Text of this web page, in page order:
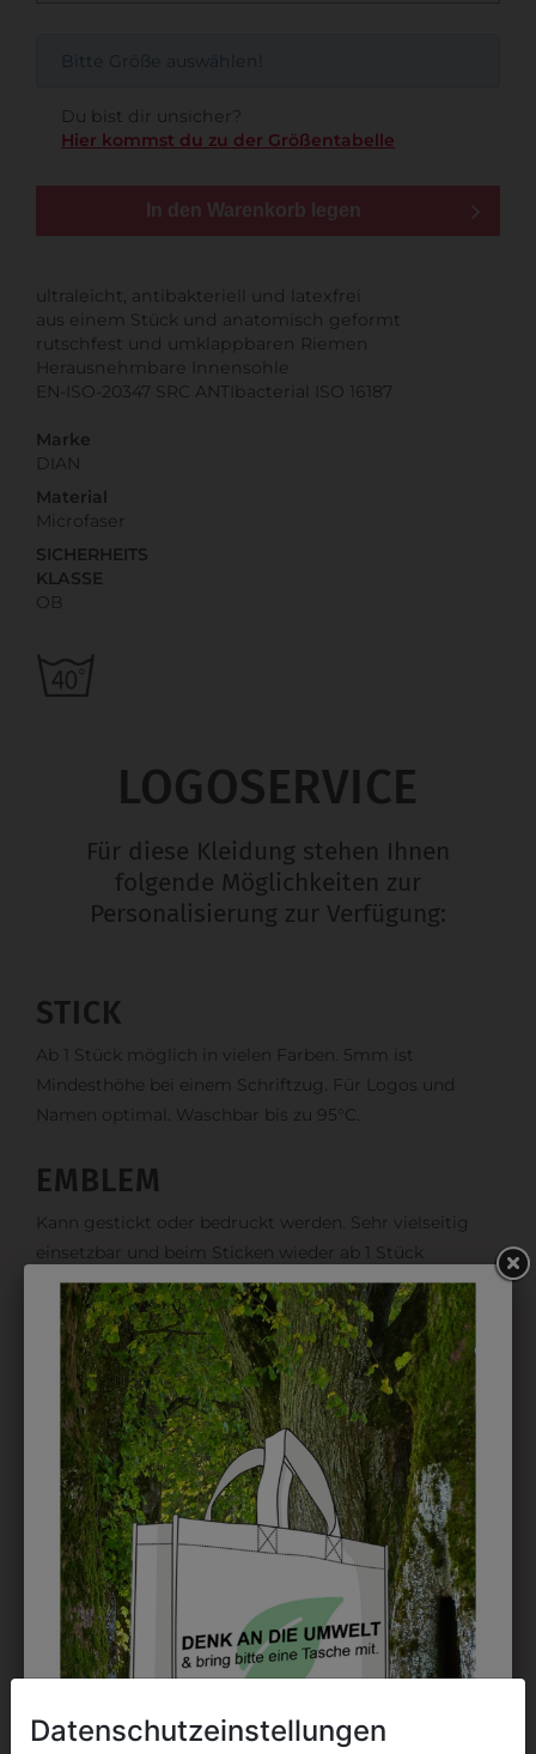
Bitte Größe auswählen!
Du bist dir unsicher?
Hier kommst du zu der Größentabelle
In den Warenkorb legen
ultraleicht, antibakteriell und latexfrei
aus einem Stück und anatomisch geformt
rutschfest und umklappbaren Riemen
Herausnehmbare Innensohle
EN-ISO-20347 SRC ANTIbacterial ISO 16187
Marke
DIAN
Material
Microfaser
SICHERHEITS
KLASSE
OB
LOGOSERVICE
Für diese Kleidung stehen Ihnen
folgende Möglichkeiten zur
Personalisierung zur Verfügung:
STICK
Ab 1 Stück möglich in vielen Farben. 5mm ist
Mindesthöhe bei einem Schriftzug. Für Logos und
Namen optimal. Waschbar bis zu 95°C.
EMBLEM
Kann gestickt oder bedruckt werden. Sehr vielseitig
einsetzbar und beim Sticken wieder ab 1 Stück
möglich.
DRUCK
Perfekt für große Logos und für kleine Details, jedoch
kostet jede Farbe extra und ist erst ab 12 Stück
möglich. Waschbar bis zu 60°C.
DAS KÖNNTE IHNEN
AUCH GEFALLEN
Datenschutzeinstellungen